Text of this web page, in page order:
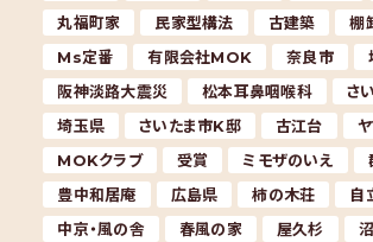
丸福町家
民家型構法 古建築 棚
Ms定番
有限会社MOK 奈良市
阪神淡路大震災
松本耳鼻咽喉科
さ
埼玉県
さいたま市K邸 古江台
MOKクラブ
受賞 ミモザのいえ
豊中和居庵
広島県 柿の木荘
自
中京・風の舎
春風の家 屋久杉